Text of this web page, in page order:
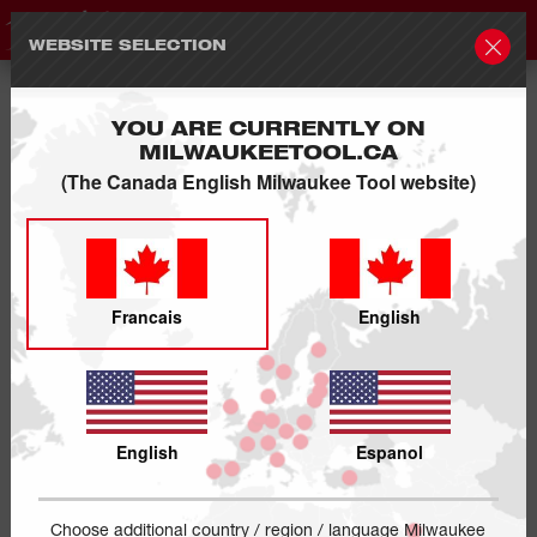
WEBSITE SELECTION
YOU ARE CURRENTLY ON
MILWAUKEETOOL.CA
(The Canada English Milwaukee Tool website)
Francais English
English Espanol
Choose additional country / region / language Milwaukee